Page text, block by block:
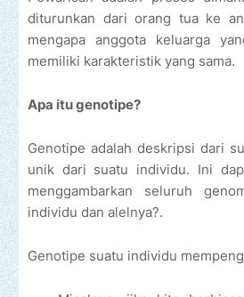
diturunkan dari orang tua ke
mengapa anggota keluarga
memiliki karakteristik yang sama.
Apa itu genotipe?
Genotipe adalah deskripsi dari
unik dari suatu individu. Ini
menggambarkan seluruh
individu dan alelnya?.
Genotipe suatu individu